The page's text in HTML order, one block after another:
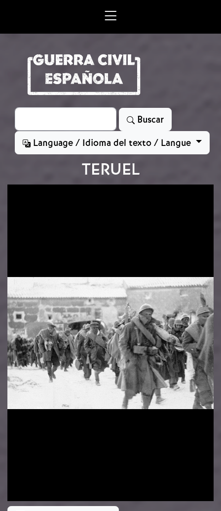
Search
Buscar
Language / Idioma del texto / Langue
TERUEL